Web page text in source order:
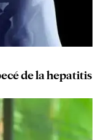
de la hepatitis